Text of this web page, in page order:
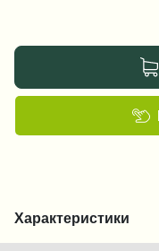
Характеристики